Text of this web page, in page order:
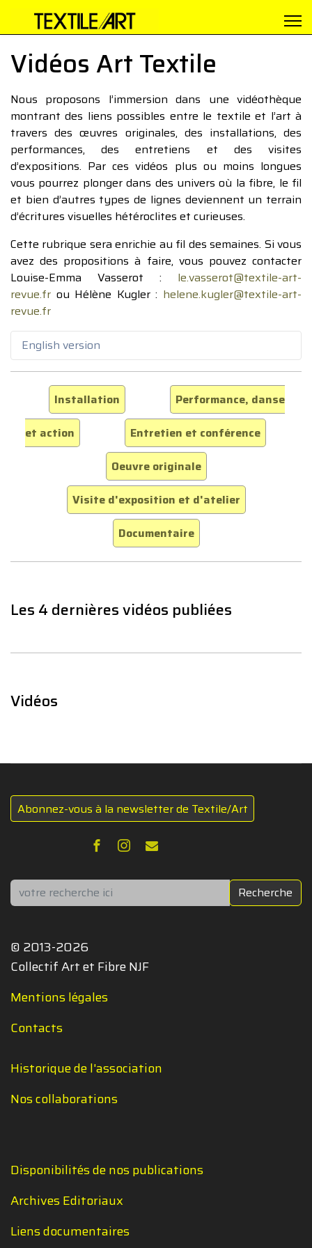
Vidéos Art Textile
Nous proposons l’immersion dans une vidéothèque
montrant des liens possibles entre le textile et l’art à
travers des œuvres originales, des installations, des
performances, des entretiens et des visites
d’expositions. Par ces vidéos plus ou moins longues
vous pourrez plonger dans des univers où la fibre, le fil
et bien d’autres types de lignes deviennent un terrain
d’écritures visuelles hétéroclites et curieuses.
Cette rubrique sera enrichie au fil des semaines. Si vous
avez des propositions à faire, vous pouvez contacter
Louise-Emma Vasserot : le.vasserot@textile-art-
revue.fr ou Hélène Kugler : helene.kugler@textile-art-
revue.fr
English version
Installation
Performance, danse
et action
Entretien et conférence
Oeuvre originale
Visite d'exposition et d'atelier
Documentaire
Les 4 dernières vidéos publiées
Vidéos
Abonnez-vous à la newsletter de Textile/Art
Rechercher Recherche
© 2013-2026
Collectif Art et Fibre NJF
Mentions légales
Contacts
Historique de l'association
Nos collaborations
Disponibilités de nos publications
Archives Editoriaux
Liens documentaires